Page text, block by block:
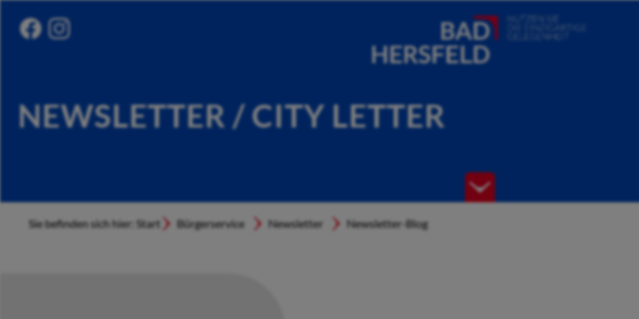
NEWSLETTER / CITY LETTER
Sie befinden sich hier: Start Bürgerservice Newsletter Newsletter-Blog